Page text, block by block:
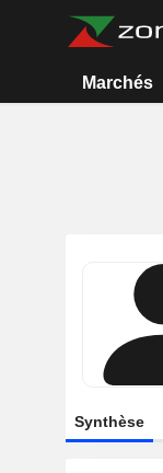
Marchés
Synthèse